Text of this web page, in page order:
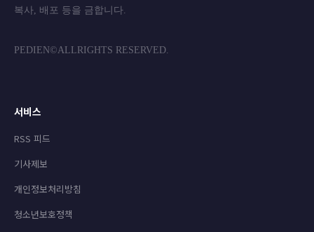
복사, 배포 등을 금합니
PEDIEN©ALLRIGHTS RESERVED.
서비스
RSS 피드
기사제보
개인정보처리방침
청소년보호정책